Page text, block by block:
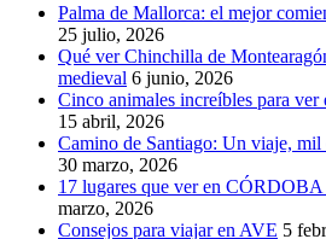
Palma de Mallorca: el mejor
25 julio, 2026
Qué ver Chinchilla de
medieval 6 junio, 2026
Cinco animales increíbles para
15 abril, 2026
Camino de Santiago: Un viaje, mil
30 marzo, 2026
17 lugares que ver en
marzo, 2026
Consejos para viajar en AVE 5